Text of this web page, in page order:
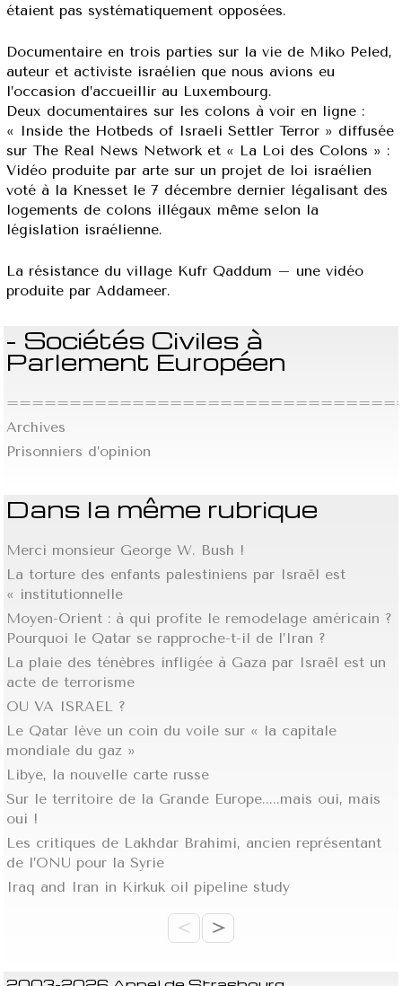
étaient pas systématiquement opposées.
Documentaire en trois parties sur la vie de Miko Peled,
auteur et activiste israélien que nous avions eu
l’occasion d’accueillir au Luxembourg.
Deux documentaires sur les colons à voir en ligne :
« Inside the Hotbeds of Israeli Settler Terror » diffusée
sur The Real News Network et « La Loi des Colons » :
Vidéo produite par arte sur un projet de loi israélien
voté à la Knesset le 7 décembre dernier légalisant des
logements de colons illégaux même selon la
législation israélienne.
La résistance du village Kufr Qaddum – une vidéo
produite par Addameer.
- Sociétés Civiles à
Parlement Européen
Archives
Prisonniers d’opinion
Dans la même rubrique
Merci monsieur George W. Bush !
La torture des enfants palestiniens par Israël est
« institutionnelle
Moyen-Orient : à qui profite le remodelage américain ?
Pourquoi le Qatar se rapproche-t-il de l’Iran ?
La plaie des ténèbres infligée à Gaza par Israël est un
acte de terrorisme
OU VA ISRAEL ?
Le Qatar lève un coin du voile sur « la capitale
mondiale du gaz »
Libye, la nouvelle carte russe
Sur le territoire de la Grande Europe.....mais oui, mais
oui !
Les critiques de Lakhdar Brahimi, ancien représentant
de l’ONU pour la Syrie
Iraq and Iran in Kirkuk oil pipeline study
< >